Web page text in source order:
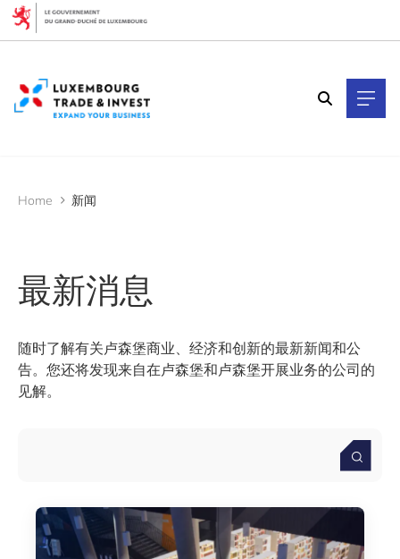
Home 新闻
最新消息
随时了解有关卢森堡商业、经济和创新的最新新闻和公
告。您还将发现来自在卢森堡和卢森堡开展业务的公司的
见解。
过滤器
先进制造
外商直接投资
数据经济
金融科技与金融
Cookies management panel